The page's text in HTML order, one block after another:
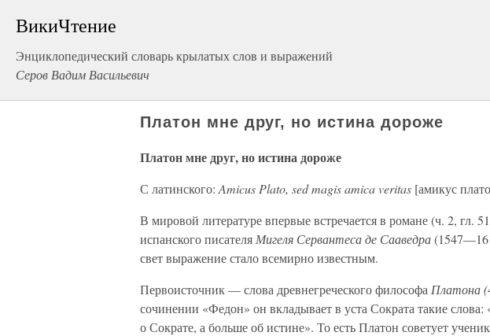
ВикиЧтение
Энциклопедический словарь крылатых слов и выражений
Серов Вадим Васильевич
Платон мне друг, но истина дороже
Платон мне друг, но истина дороже
С латинского: Amicus Plato, sed magis amica veritas [амикус
В мировой литературе впервые встречается в романе (ч. 2, гл.
испанского писателя Мигеля Сервантеса де Сааведра
свет выражение стало всемирно известным.
Первоисточник — слова древнегреческого философа Платона
сочинении «Федон» он вкладывает в уста Сократа такие
о Сократе, а больше об истине». То есть Платон советует